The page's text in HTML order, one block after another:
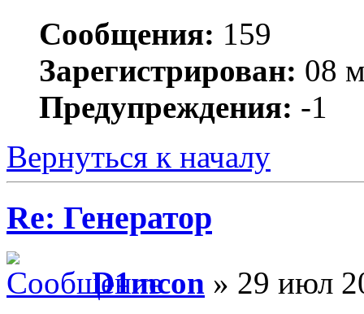
Сообщения: 159
Зарегистрирован: 08
Предупреждения: -1
Вернуться к началу
Re: Генератор
D1mcon » 29 июл